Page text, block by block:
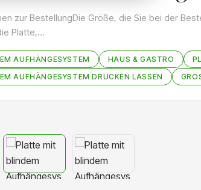
zur BestellungDie Größe, die Sie bei der
Platte,…
AUFHÄNGESYSTEM HAUS & GASTRO
AUFHÄNGESYSTEM DRUCKEN LASSEN